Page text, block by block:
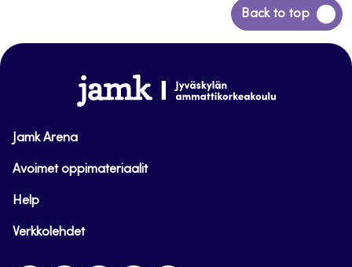
Back to top
Siirry
takaisin
www.jamk.fi
Jamk Arena
Avoimet oppimateriaalit
Help
Verkkolehdet